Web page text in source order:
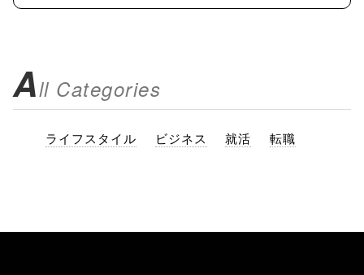
All Categories
ライフスタイル ビジネス 就活 転職